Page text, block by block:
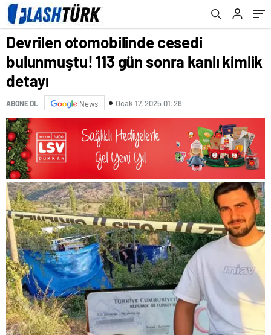
Devrilen otomobilinde cesedi
bulunmuştu! 113 gün sonra kanlı kimlik
detayı
ABONE OL News Ocak 17, 2025 01:28